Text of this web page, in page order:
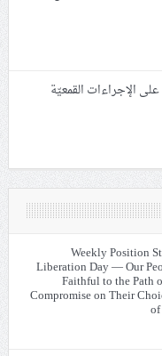
الإجراءات القمعيّة
Weekly Position
Liberation Day — Our
Faithful to the Path
Compromise on Their